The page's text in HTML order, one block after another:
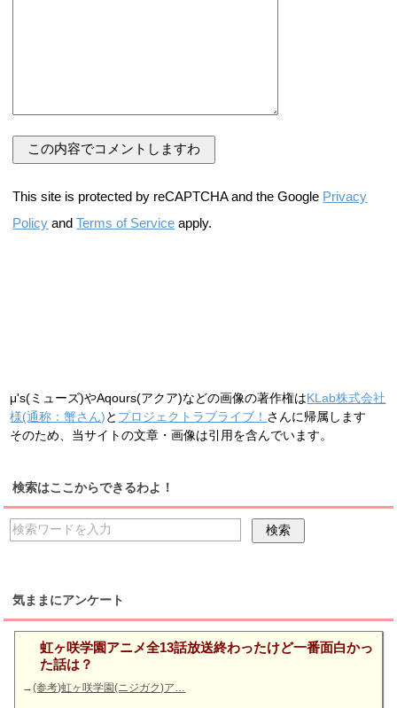
This site is protected by reCAPTCHA and the Google Privacy
Policy andTerms of Service apply.
μ's(ミューズ)やAqours(アクア)などの画像の著作権はKLab株式会社
様(通称：蟹さん)と プロジェクトラブライブ！ さんに帰属します
そのため、当サイトの文章・画像は引用を含んでいます。
検索はここからできるわよ！
気ままにアンケート
虹ヶ咲学園アニメ全13話放送終わったけど一番面白かっ
た話は？
→(参考)虹ヶ咲学園(ニジガク)ア…